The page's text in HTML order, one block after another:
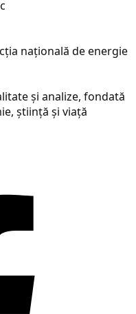
națională de energie
și analize, fondată
știință și viață